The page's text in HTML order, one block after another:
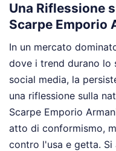
Una Riflessione
Scarpe Emporio
In un mercato
dove i trend durano lo
social media, la
una riflessione sulla
Scarpe Emporio
atto di conformismo,
contro l'usa e getta.